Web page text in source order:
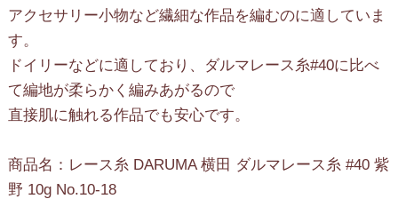
アクセサリー小物など繊細な作品を編むのに適していま
す。
ドイリーなどに適しており、ダルマレース糸#40に比べ
て編地が柔らかく編みあがるので
直接肌に触れる作品でも安心です。
商品名：レース糸 DARUMA 横田 ダルマレース糸 #40 紫
野 10g No.10-18